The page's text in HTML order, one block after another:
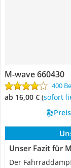
M-wave 660430
400
ab 16,00 € ( Sofort
Unser Fazit für
Der